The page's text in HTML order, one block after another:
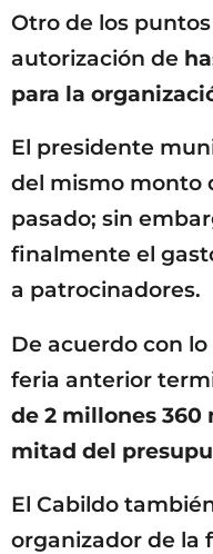
Otro de los
autorización de
para la
El presidente
del mismo monto
pasado; sin
finalmente el
a patrocinadores.
De acuerdo con
feria anterior
de 2 millones 360
mitad del
El Cabildo
organizador de la